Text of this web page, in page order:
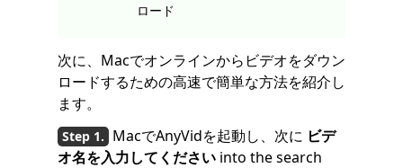
ロード
次に、Macでオンラインからビデオをダウン
ロードするための高速で簡単な方法を紹介し
ます。
MacでAnyVidを起動し、次に ビデ
オ名を入力してください into the search